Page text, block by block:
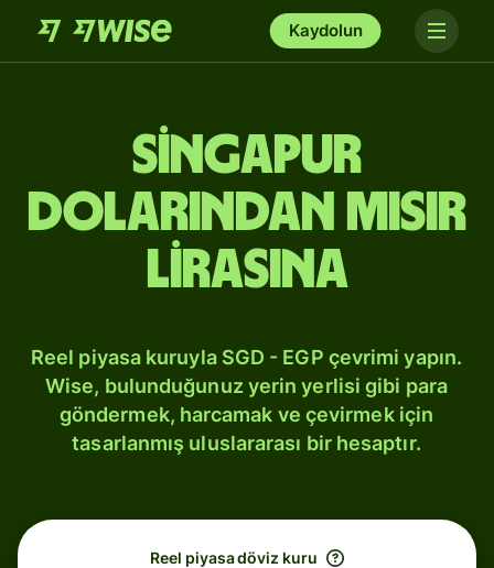
Kaydolun
Singapur
dolarından Mısır
lirasına
Reel piyasa kuruyla SGD - EGP çevrimi yapın.
Wise, bulunduğunuz yerin yerlisi gibi para
göndermek, harcamak ve çevirmek için
tasarlanmış uluslararası bir hesaptır.
Reel piyasa döviz kuru